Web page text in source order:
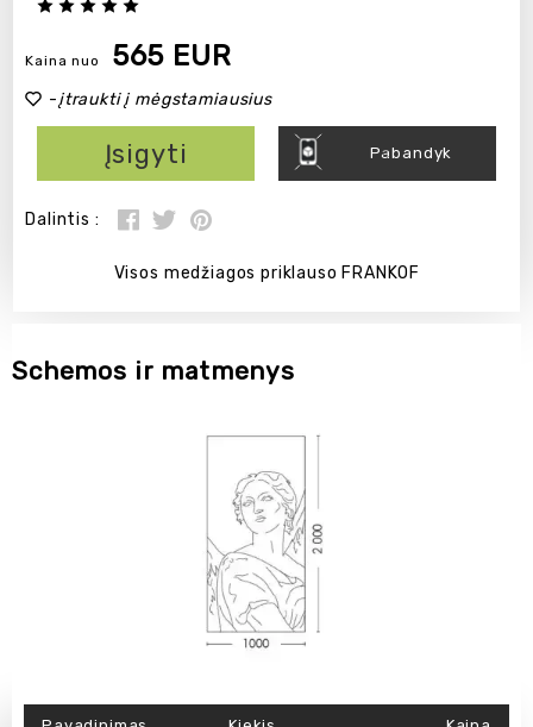
Kaina nuo 565 EUR
-įtraukti į mėgstamiausius
Įsigyti Pabandyk
Dalintis :
Visos medžiagos priklauso FRANKOF
Schemos ir matmenys